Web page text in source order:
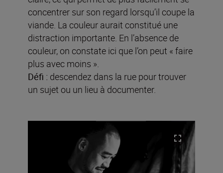
concentrer sur son regard lorsqu’il coupe la
viande. La couleur aurait constitué une
distraction importante. En l’absence de
couleur, on constate ici que l’on peut « faire
plus avec moins ».
Défi : descendez dans la rue pour trouver
un sujet ou un lieu à documenter.